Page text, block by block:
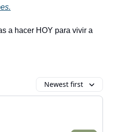
a hacer HOY para vivir a
Newest first